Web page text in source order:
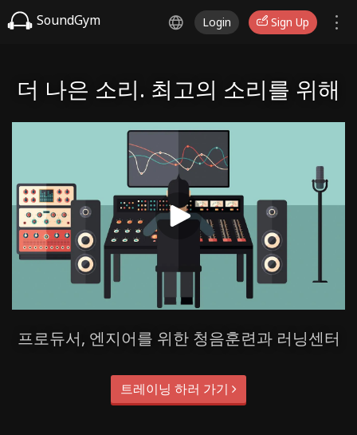
SoundGym Login Sign Up
더 나은 소리. 최고의 소리를 위해
프로듀서, 엔지어를 위한 청음훈련과 러닝센터
트레이닝 하러 가기